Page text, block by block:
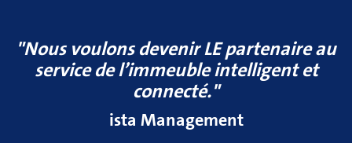
"Nous voulons devenir LE partenaire au
service de l’immeuble intelligent et
connecté."
ista Management